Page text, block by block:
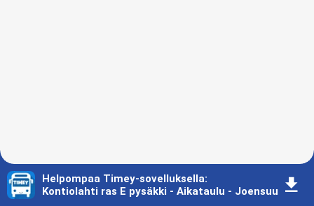
Helpompaa Timey-sovelluksella:
Kontiolahti ras E pysäkki - Aikataulu - Joensuu
󰇚